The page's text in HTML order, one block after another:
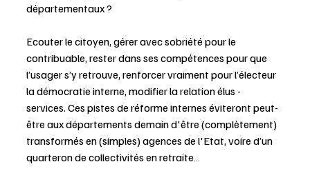
départementaux ?
Ecouter le citoyen, gérer avec sobriété pour le
contribuable, rester dans ses compétences pour que
l’usager s’y retrouve, renforcer vraiment pour l’électeur
la démocratie interne, modifier la relation élus -
services. Ces pistes de réforme internes éviteront peut-
être aux départements demain d'être (complètement)
transformés en (simples) agences de l'Etat, voire d’un
quarteron de collectivités en retraite…